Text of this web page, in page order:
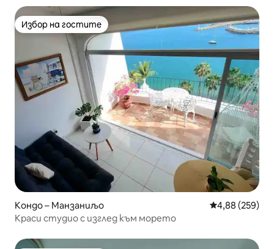
Избор на гостите
Избор на гостите
Кондо – Манзаниљо Средна
4,88 (259)
Краси студио с изглед към морето